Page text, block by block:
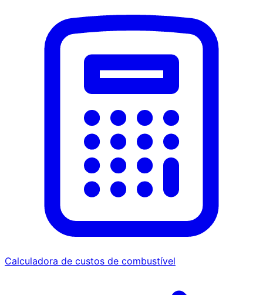
Calculadora de custos de combustível